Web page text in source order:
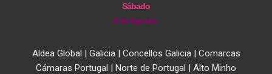
Sábado
8 de Agosto
Aldea Global | Galicia| Concellos Galicia| Comarcas
Cámaras Portugal | Norte de Portugal | Alto Minho